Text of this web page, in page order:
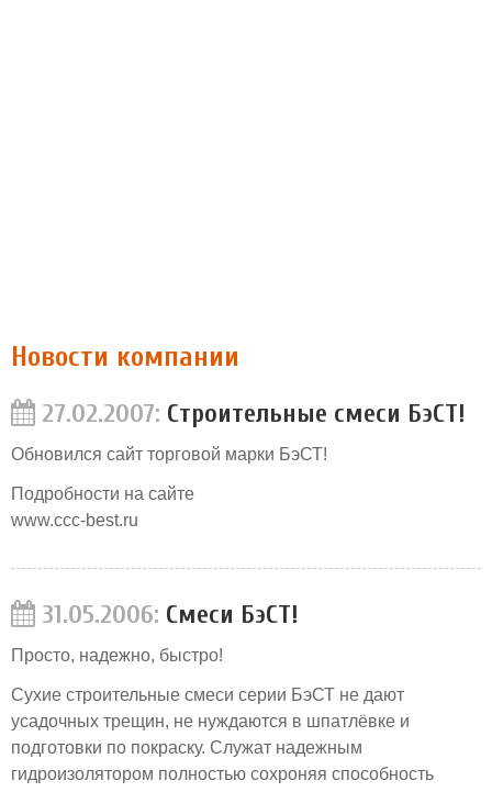
Новости компании
27.02.2007: Строительные смеси БэСТ!
Обновился сайт торговой марки БэСТ!
Подробности на сайте
www.ccc-best.ru
31.05.2006: Смеси БэСТ!
Просто, надежно, быстро!
Сухие строительные смеси серии БэСТ не дают
усадочных трещин, не нуждаются в шпатлёвке и
подготовки по покраску. Служат надежным
гидроизолятором полностью сохроняя способность